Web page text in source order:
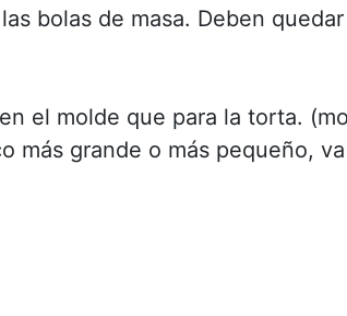
bolas de masa. Deben
el molde que para la torta.
más grande o más pequeño,